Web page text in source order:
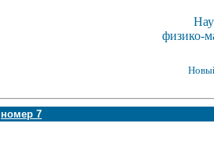
физико-
номер 7